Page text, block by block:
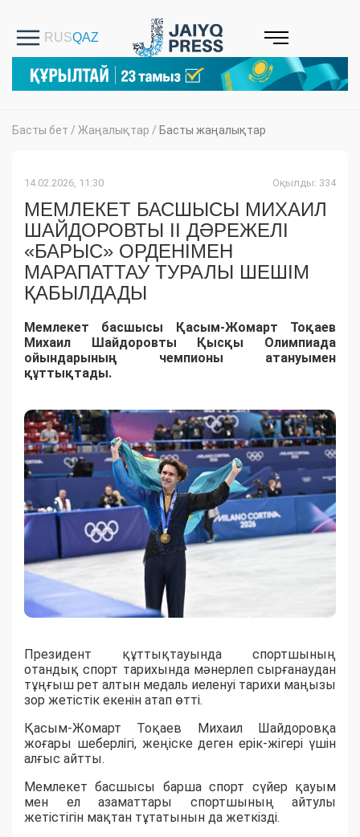
Басты бет / Жаңалықтар / Басты жаңалықтар
14.02.2026, 11:30 Оқылды: 334
МЕМЛЕКЕТ БАСШЫСЫ МИХАИЛ
ШАЙДОРОВТЫ II ДӘРЕЖЕЛІ
«БАРЫС» ОРДЕНІМЕН
МАРАПАТТАУ ТУРАЛЫ ШЕШІМ
ҚАБЫЛДАДЫ
Мемлекет басшысы Қасым-Жомарт Тоқаев
Михаил Шайдоровты Қысқы Олимпиада
ойындарының чемпионы атануымен
құттықтады.
Президент құттықтауында спортшының
отандық спорт тарихында мәнерлеп сырғанаудан
тұңғыш рет алтын медаль иеленуі тарихи маңызы
зор жетістік екенін атап өтті.
Қасым-Жомарт Тоқаев Михаил Шайдоровқа
жоғары шеберлігі, жеңіске деген ерік-жігері үшін
алғыс айтты.
Мемлекет басшысы барша спорт сүйер қауым
мен ел азаматтары спортшының айтулы
жетістігін мақтан тұтатынын да жеткізді.